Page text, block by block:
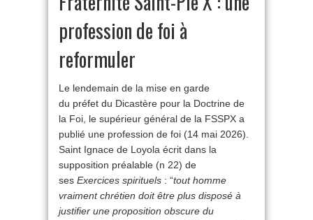
profession de foi à
reformuler
Le lendemain de la mise en garde
du préfet du Dicastère pour la Doctrine de
la Foi, le supérieur général de la FSSPX a
publié une profession de foi (14 mai 2026).
Saint Ignace de Loyola écrit dans la
supposition préalable (n 22) de
ses Exercices spirituels : “tout homme
vraiment chrétien doit être plus disposé à
justifier une proposition obscure du